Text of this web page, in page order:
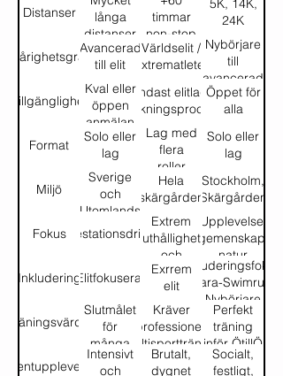
Distanser
långa
distanser
timmar
non-stop
5K, 14K,
24K
Svårighetsgrad
Avancerad
till elit
Världselit /
Extrematleter
Nybörjare
till
avancerad
Tillgänglighet
Kval eller
öppen
anmälan
Endast elitlag,
anskningsprocess
Öppet för
alla
Format
Solo eller
lag
Lag med
flera
roller
Solo eller
lag
Miljö
Sverige
och
Utomlands
Hela
skärgården
Stockholm,
Skärgården
FokusPrestationsdrivet
Extrem
uthållighet
och
strategi
Upplevelse,
gemenskap,
natur
InkluderingElitfokuserat
Exrrem
elit
Inkluderingsfokus,
Para-Swimrun,
Nybörjare
Träningsvärde
Slutmålet
för
många
Kräver
professionell
multisportträning
Perfekt
träning
inför ÖtillÖ
i
Eventupplevelse
Intensivt
och
Brutalt,
dygnet
Socialt,
festligt,